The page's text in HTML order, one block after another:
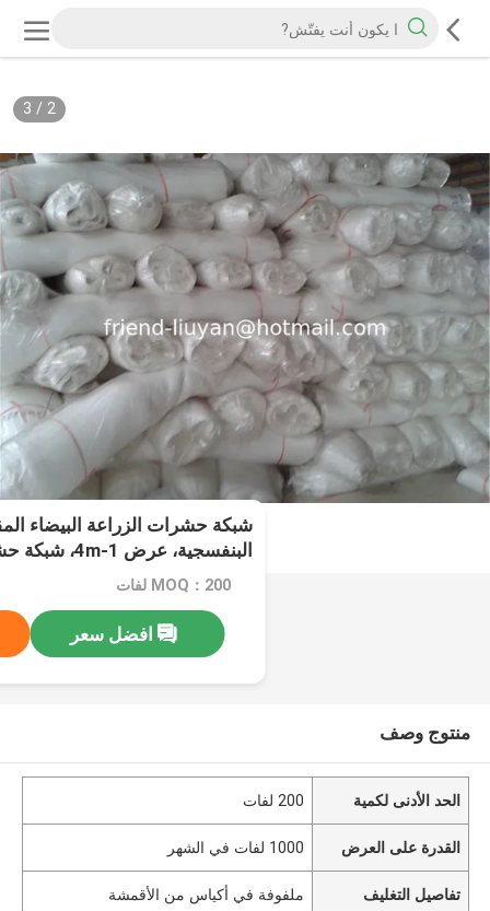
2
/
3
شبكة حشرات الزراعة البيضاء
البنفسجية، عرض 1-4m، شبكة حشرات الدفيئة 50
MOQ：200 لفات
افضل سعر
منتوج وصف
الحد الأدنى لكمية 200 لفات
القدرة على العرض 1000 لفات في الشهر
تفاصيل التغليف ملفوفة في أكياس من الأقمشة